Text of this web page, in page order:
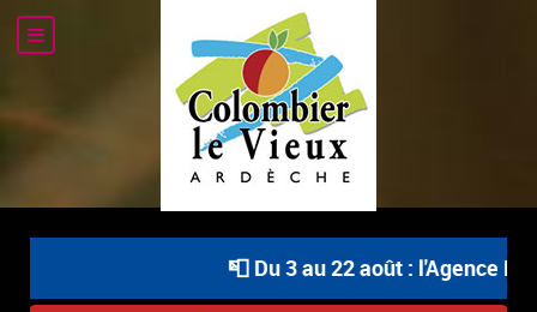
📮 Du 3 au 22 août : l'Agence